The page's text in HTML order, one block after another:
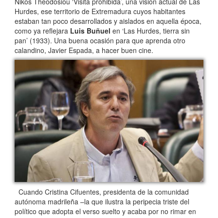
Hurdes, ese territorio de Extremadura cuyos habitantes
estaban tan poco desarrollados y aislados en aquella época,
como ya reflejara Luis Buñuel en ‘Las Hurdes, tierra sin
pan’ (1933). Una buena ocasión para que aprenda otro
calandino, Javier Espada, a hacer buen cine.
Cuando Cristina Cifuentes, presidenta de la comunidad
autónoma madrileña –la que ilustra la peripecia triste del
político que adopta el verso suelto y acaba por no rimar en